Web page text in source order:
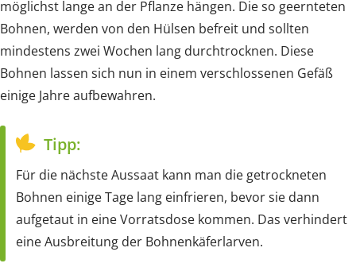
möglichst lange an der Pflanze hängen. Die so geernteten
Bohnen, werden von den Hülsen befreit und sollten
mindestens zwei Wochen lang durchtrocknen. Diese
Bohnen lassen sich nun in einem verschlossenen Gefäß
einige Jahre aufbewahren.
Tipp:
Für die nächste Aussaat kann man die getrockneten
Bohnen einige Tage lang einfrieren, bevor sie dann
aufgetaut in eine Vorratsdose kommen. Das verhindert
eine Ausbreitung der Bohnenkäferlarven.